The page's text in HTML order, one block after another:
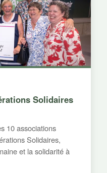
Solidaires
10 associations
Solidaires,
et la solidarité à